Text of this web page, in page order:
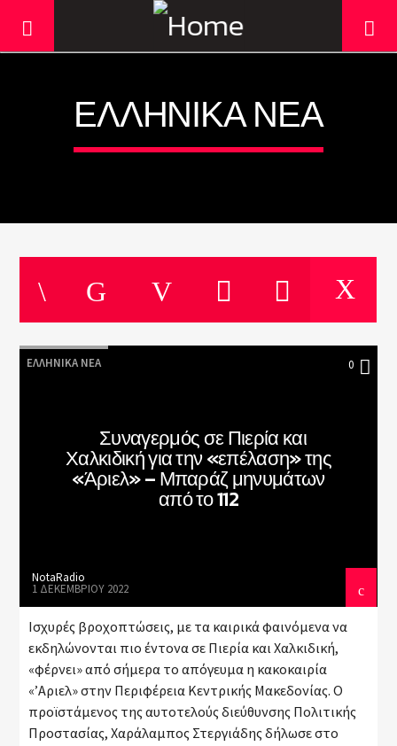
Title
Current show
Non Stop Hits
Nota Web Radio
ΕΛΛΗΝΙΚΆ ΝΈΑ
ΕΛΛΗΝΙΚΆ ΝΈΑ 0
Συναγερμός σε Πιερία και
Χαλκιδική για την «επέλαση» της
«Άριελ» – Μπαράζ μηνυμάτων
από το 112
NotaRadio
1 ΔΕΚΕΜΒΡΊΟΥ 2022
Ισχυρές βροχοπτώσεις, με τα καιρικά φαινόμενα να
εκδηλώνονται πιο έντονα σε Πιερία και Χαλκιδική,
«φέρνει» από σήμερα το απόγευμα η κακοκαιρία
«’Αριελ» στην Περιφέρεια Κεντρικής Μακεδονίας. Ο
προϊστάμενος της αυτοτελούς διεύθυνσης Πολιτικής
Προστασίας, Χαράλαμπος Στεργιάδης δήλωσε στο